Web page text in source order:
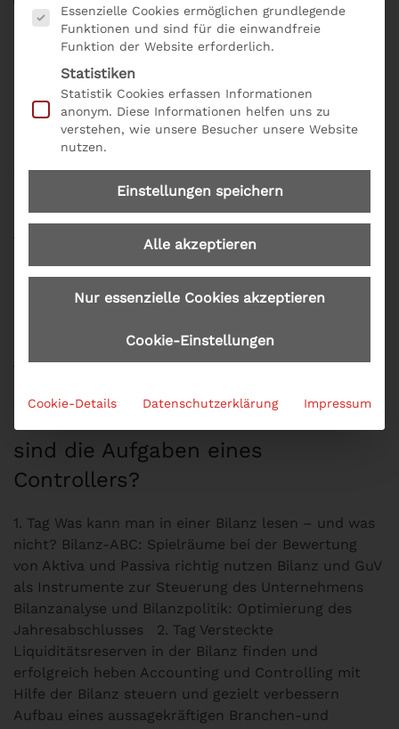
Zielgruppe des Seminars: Was
sind die Aufgaben eines
Controllers?:
Speziell für technischeGeschäftsführersowie neu
Geschäftsführer, Prokuristen,
Handlungsbevollmächtigte sowie Führungskräfte
aktuellen Stand bringen möchten Führungs- und
Fachkräfte, welche in kompakter Form die
entscheidenden Informationen rund um die Bilanz
online buchen; bequem und einfach mit dem
Seminarformular online und der Produkt Nr. C02.
sind die Aufgaben eines
Controllers?
1. Tag Was kann man in einer Bilanz lesen – und was
nicht? Bilanz-ABC: Spielräume bei der Bewertung
von Aktiva und Passiva richtig nutzen Bilanz und GuV
als Instrumente zur Steuerung des Unternehmens
Bilanzanalyse und Bilanzpolitik: Optimierung des
Jahresabschlusses 2. Tag Versteckte
Liquiditätsreserven in der Bilanz finden und
erfolgreich heben Accounting und Controlling mit
Hilfe der Bilanz steuern und gezielt verbessern
Aufbau eines aussagekräftigen Branchen-und
Essenzielle Cookies ermöglichen grundlegende
Funktionen und sind für die einwandfreie
Funktion der Website erforderlich.
Statistiken
Statistik Cookies erfassen Informationen
anonym. Diese Informationen helfen uns zu
verstehen, wie unsere Besucher unsere Website
nutzen.
Einstellungen speichern
Alle akzeptieren
Nur essenzielle Cookies akzeptieren
Cookie-Einstellungen
Cookie-Details Datenschutzerklärung Impressum